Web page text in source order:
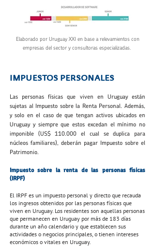
Elaborado por Uruguay XXI en base a relevamientos con
empresas del sector y consultoras especializadas.
IMPUESTOS PERSONALES
Las personas físicas que viven en Uruguay están
sujetas al Impuesto sobre la Renta Personal. Además,
y solo en el caso de que tengan activos ubicados en
Uruguay y siempre que estos excedan el mínimo no
imponible (US$ 110.000 el cual se duplica para
núcleos familiares), deberán pagar Impuesto sobre el
Patrimonio.
Impuesto sobre la renta de las personas físicas
(IRPF)
El IRPF es un impuesto personal y directo que recauda
los ingresos obtenidos por las personas físicas que
viven en Uruguay. Los residentes son aquellas personas
que permanecen en Uruguay por más de 183 días
durante un año calendario y que establecen sus
actividades o negocios principales, o tienen intereses
económicos o vitales en Uruguay.